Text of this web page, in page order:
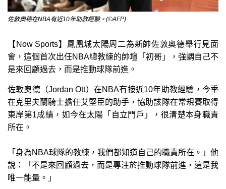
佐敦奧德在NBA有近10年助教經驗。(©AFP)
【Now Sports】鳳凰城太陽周二為新帥佐敦奧德舉行見面
會，這個首次出任NBA總教練的帥壇「初哥」，強調自己不
是來回顧過去，而是推動球隊前進。
佐敦奧德（Jordan Ott）在NBA有接近10年助教經驗，今季
在克里夫蘭騎士擔任艾堅臣的助手，協助該隊在常規賽取得
東岸第1成績，如今在太陽「自立門戶」，很清楚本身職責
所在。
「身為NBA球隊的教練，我們都知道自己的職責所在。」他
說：「不是來回顧過去，而是專注於推動球隊前進，這是我
唯一能量。」